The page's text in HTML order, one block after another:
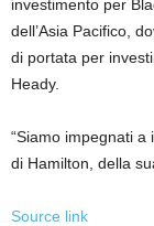
investimento per
dell’Asia Pacifico,
di portata per
Heady.
“Siamo impegnati a
di Hamilton, della
Source link